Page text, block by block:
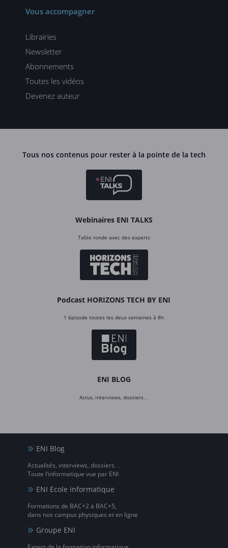
Vous accompagner
Librairies
Newsletter
Abonnements
Toutes les vidéos
Devenez auteur
Tous nos contenus pour rester à la pointe de la tech
Webinaires ENI TALKS
Table ronde avec des experts
Podcast HORIZONS TECH BY ENI
1 épisode toutes les deux semaines à 8h
ENI BLOG
Actus, interviews, dossiers…
ENI Blog
Actualités, interviews, dossiers…
Toute l’informatique vue par ENI
ENI Ecole informatique
Formations de BAC+2 à BAC+5,
dans nos campus physiques et en ligne
Groupe ENI